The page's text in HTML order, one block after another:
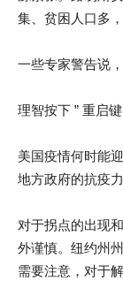
集、贫困人口多
一些专家警告说
理智按下 ” 重启键
美国疫情何时能
地方政府的抗疫
对于拐点的出现
外谨慎。纽约州
需要注意，对于